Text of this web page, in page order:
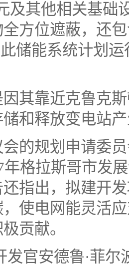
及其他相关基础
方位遮蔽，还
储能系统计划
其靠近克鲁克
和释放变电站
的规划申请委
年格拉斯哥市发
指出，拟建开
使电网能灵活
贡献。
发官安德鲁·菲